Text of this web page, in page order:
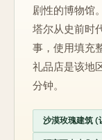
剧性的博物馆
塔尔从史前时
事，使用填充
礼品店是该地
分钟。
沙漠玫瑰建筑 (